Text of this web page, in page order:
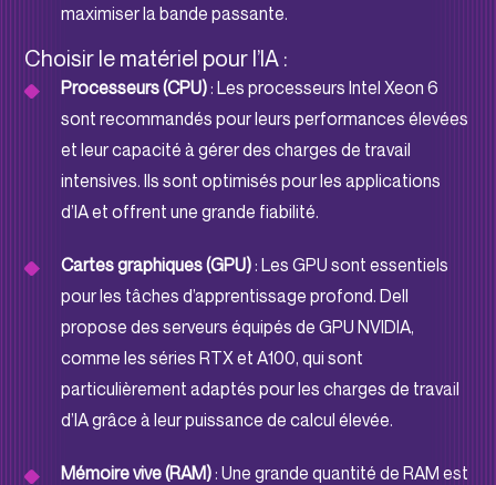
maximiser la bande passante.
Choisir le matériel pour l’IA :
Processeurs (CPU) : Les processeurs Intel Xeon 6
sont recommandés pour leurs performances élevées
et leur capacité à gérer des charges de travail
intensives. Ils sont optimisés pour les applications
d’IA et offrent une grande fiabilité.
Cartes graphiques (GPU) : Les GPU sont essentiels
pour les tâches d’apprentissage profond. Dell
propose des serveurs équipés de GPU NVIDIA,
comme les séries RTX et A100, qui sont
particulièrement adaptés pour les charges de travail
d’IA grâce à leur puissance de calcul élevée.
Mémoire vive (RAM) : Une grande quantité de RAM est